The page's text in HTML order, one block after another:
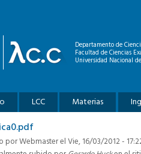
Departamento de
Facultad de Ciencias
Universidad Nacional
LCC Materias
porWebmasterel Vie, 16/03/2012 -